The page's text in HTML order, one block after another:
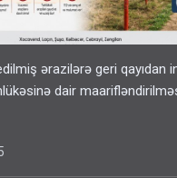
ərazilərə geri qayıdan
dair